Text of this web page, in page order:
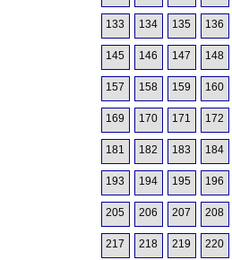
133 134 135 136
145 146 147 148
157 158 159 160
169 170 171 172
181 182 183 184
193 194 195 196
205 206 207 208
217 218 219 220